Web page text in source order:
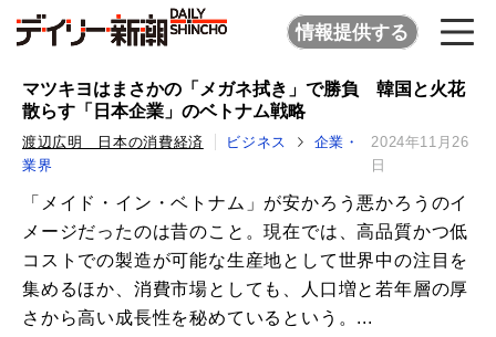
情報提供する
マツキヨはまさかの「メガネ拭き」で勝負 韓国と火花
散らす「日本企業」のベトナム戦略
渡辺広明 日本の消費経済 ビジネス
企業・
業界
2024年11月26
日
「メイド・イン・ベトナム」が安かろう悪かろうのイ
メージだったのは昔のこと。現在では、高品質かつ低
コストでの製造が可能な生産地として世界中の注目を
集めるほか、消費市場としても、人口増と若年層の厚
さから高い成長性を秘めているという。...